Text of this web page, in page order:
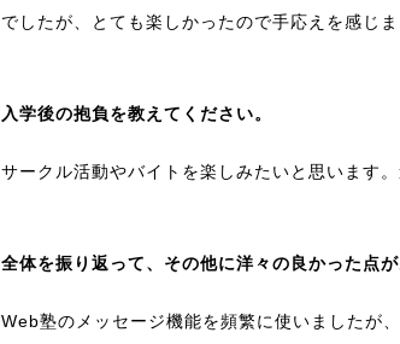
でしたが、とても楽しかったので手応えを感じま
入学後の抱負を教えてください。
サークル活動やバイトを楽しみたいと思います
全体を振り返って、その他に洋々の良かった点が
Web塾のメッセージ機能を頻繁に使いましたが